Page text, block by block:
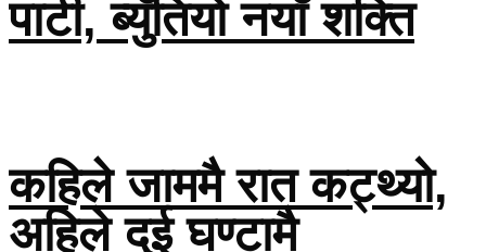
पार्टी, ब्युँतियो नयाँ शक्ति
कहिले जाममै रात कट्थ्यो,
अहिले दुई घण्टामै